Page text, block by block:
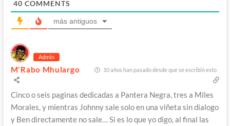
40 COMMENTS
más antiguos
Admin
M'Rabo Mhulargo 10 años han pasado desde que se escribió esto
Cinco o seis paginas dedicadas a Pantera Negra, tres a Miles
Morales, y mientras Johnny sale solo en una viñeta sin dialogo
y Ben directamente no sale… Si es lo que yo digo, al final las